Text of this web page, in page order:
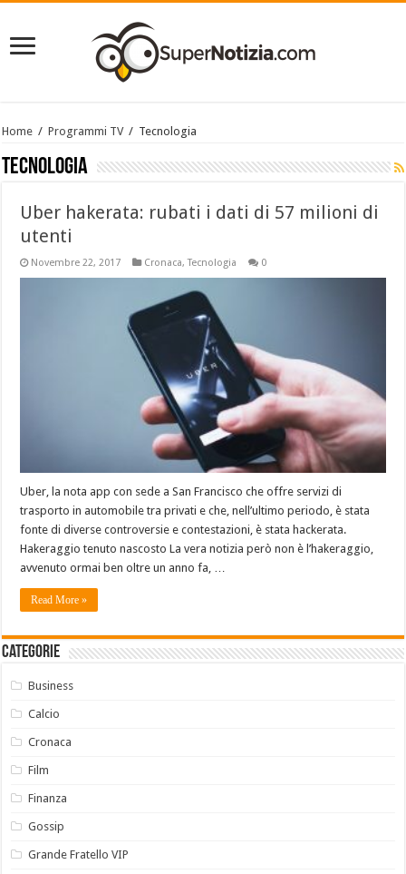
Home / Programmi TV / Tecnologia
Tecnologia
Uber hakerata: rubati i dati di 57 milioni di
utenti
Novembre 22, 2017 Cronaca,Tecnologia 0
Uber, la nota app con sede a San Francisco che offre servizi di
trasporto in automobile tra privati e che, nell’ultimo periodo, è stata
fonte di diverse controversie e contestazioni, è stata hackerata.
Hakeraggio tenuto nascosto La vera notizia però non è l’hakeraggio,
avvenuto ormai ben oltre un anno fa, …
Read More »
Categorie
Business
Calcio
Cronaca
Film
Finanza
Gossip
Grande Fratello VIP